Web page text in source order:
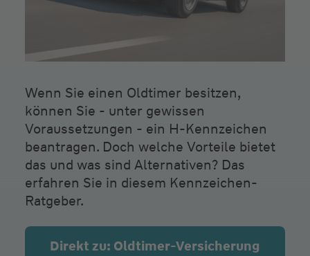
Wenn Sie einen Oldtimer besitzen,
können Sie - unter gewissen
Voraussetzungen - ein H-Kennzeichen
beantragen. Doch welche Vorteile bietet
das und was sind Alternativen? Das
erfahren Sie in diesem Kennzeichen-
Ratgeber.
Direkt zu: Oldtimer-Versicherung